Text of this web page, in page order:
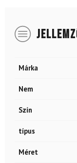
Márka
Nem
Szín
típus
Méret